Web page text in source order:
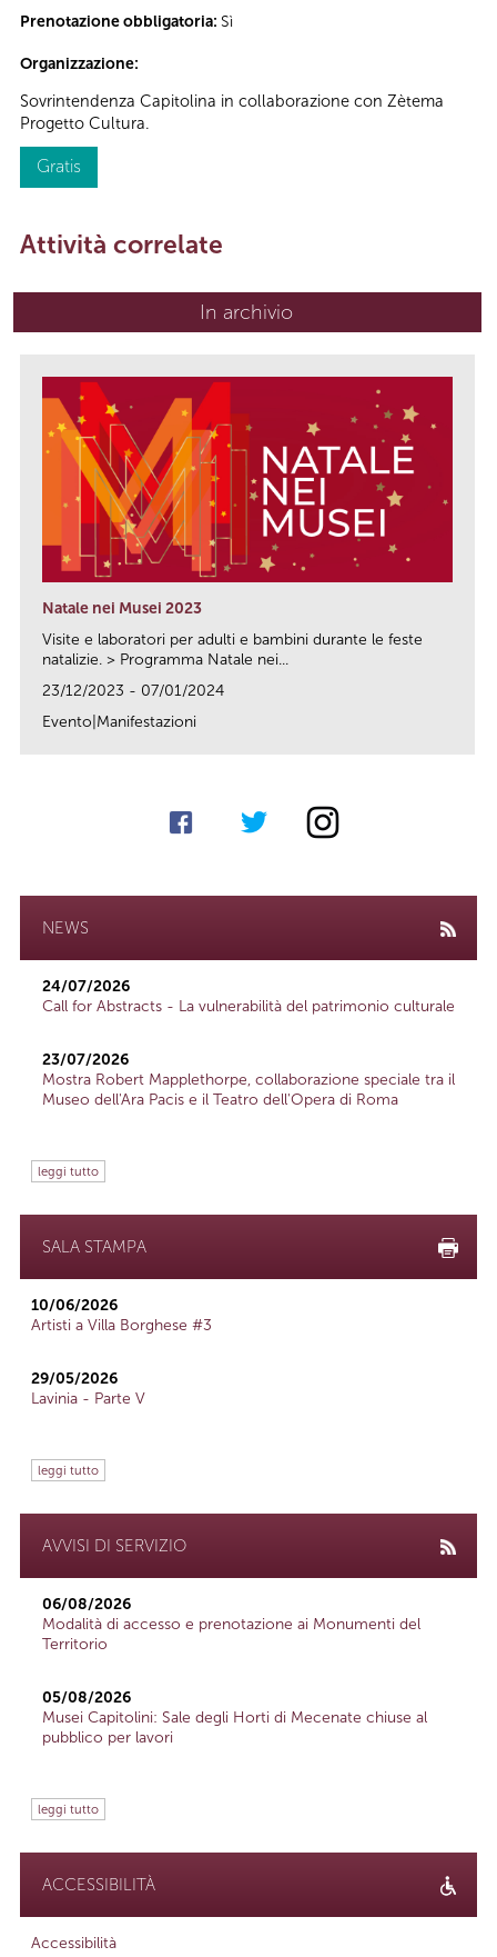
Prenotazione obbligatoria: Sì
Organizzazione:
Sovrintendenza Capitolina in collaborazione con Zètema
Progetto Cultura.
Gratis
Attività correlate
In archivio
Natale nei Musei 2023
Visite e laboratori per adulti e bambini durante le feste
natalizie. > Programma Natale nei...
23/12/2023 - 07/01/2024
Evento|Manifestazioni
NEWS
24/07/2026
Call for Abstracts - La vulnerabilità del patrimonio culturale
23/07/2026
Mostra Robert Mapplethorpe, collaborazione speciale tra il
Museo dell'Ara Pacis e il Teatro dell'Opera di Roma
leggi tutto
SALA STAMPA
10/06/2026
Artisti a Villa Borghese #3
29/05/2026
Lavinia - Parte V
leggi tutto
AVVISI DI SERVIZIO
06/08/2026
Modalità di accesso e prenotazione ai Monumenti del
Territorio
05/08/2026
Musei Capitolini: Sale degli Horti di Mecenate chiuse al
pubblico per lavori
leggi tutto
ACCESSIBILITÀ
Accessibilità